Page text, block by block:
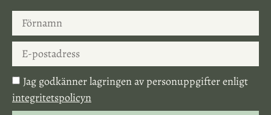
Jag godkänner lagringen av personuppgifter enligt
integritetspolicyn